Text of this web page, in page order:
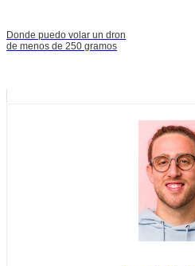
Donde puedo volar un dron
de menos de 250 gramos